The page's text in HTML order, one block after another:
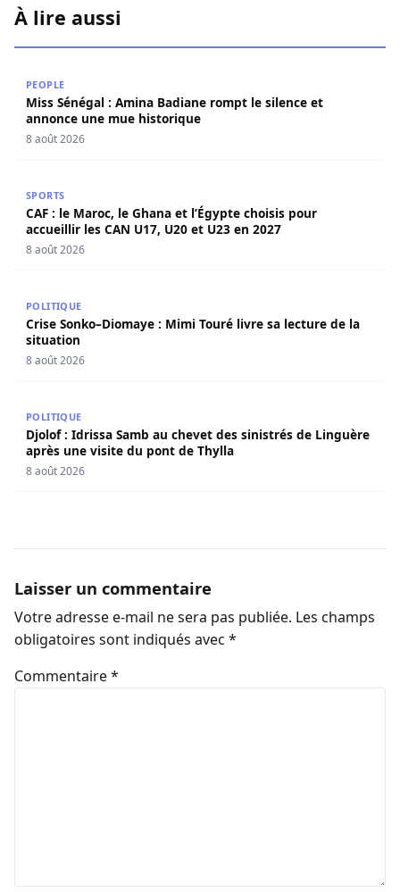
À lire aussi
PEOPLE
Miss Sénégal : Amina Badiane rompt le silence et
annonce une mue historique
8 août 2026
SPORTS
CAF : le Maroc, le Ghana et l’Égypte choisis pour
accueillir les CAN U17, U20 et U23 en 2027
8 août 2026
POLITIQUE
Crise Sonko–Diomaye : Mimi Touré livre sa lecture de la
situation
8 août 2026
POLITIQUE
Djolof : Idrissa Samb au chevet des sinistrés de Linguère
après une visite du pont de Thylla
8 août 2026
Laisser un commentaire
Votre adresse e-mail ne sera pas publiée. Les champs
obligatoires sont indiqués avec *
Commentaire*